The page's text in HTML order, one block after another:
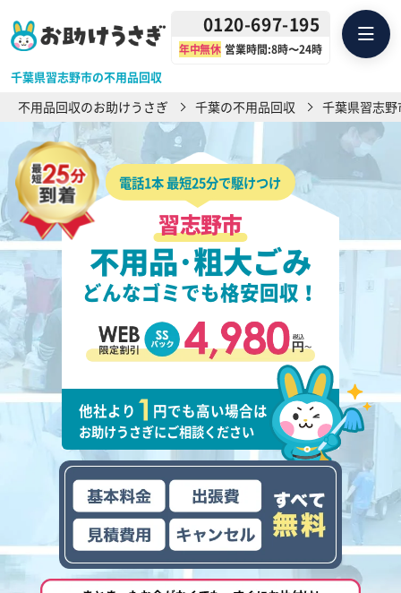
千葉県習志野市の不用品回収
0120-697-195
年中無休 営業時間:8時〜24時
不用品回収のお助けうさぎ 千葉の不用品回収 千葉県習志
電話1本 最短25分で駆けつけ
習志野市
不用品･粗大ごみ
どんなゴミでも格安回収！
他社より 円でも高い場合は
お助けうさぎにご相談ください